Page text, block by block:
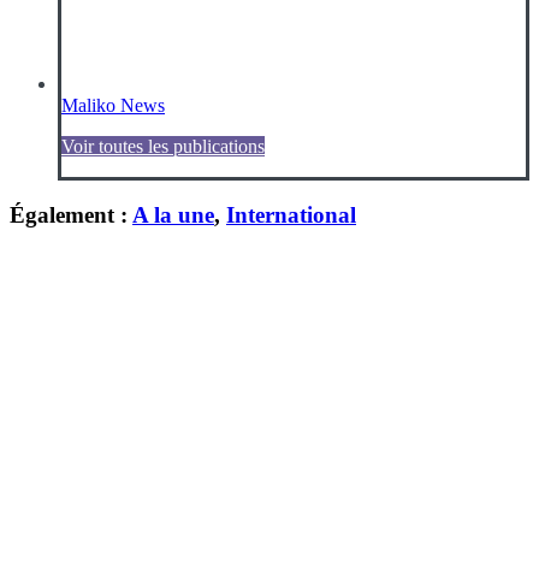
Maliko News
Voir toutes les publications
Également : A la une, International